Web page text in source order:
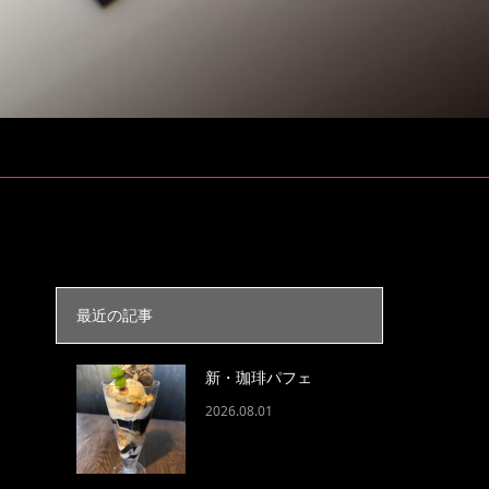
最近の記事
新・珈琲パフェ
2026.08.01